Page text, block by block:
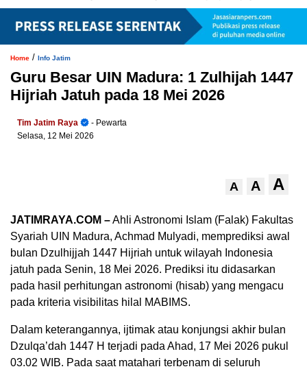
Home / Info Jatim
Guru Besar UIN Madura: 1 Zulhijah 1447
Hijriah Jatuh pada 18 Mei 2026
Tim Jatim Raya
- Pewarta
Selasa, 12 Mei 2026
A A A
JATIMRAYA.COM –Ahli Astronomi Islam (Falak) Fakultas
Syariah UIN Madura, Achmad Mulyadi, memprediksi awal
bulan Dzulhijjah 1447 Hijriah untuk wilayah Indonesia
jatuh pada Senin, 18 Mei 2026. Prediksi itu didasarkan
pada hasil perhitungan astronomi (hisab) yang mengacu
pada kriteria visibilitas hilal MABIMS.
Dalam keterangannya, ijtimak atau konjungsi akhir bulan
Dzulqa’dah 1447 H terjadi pada Ahad, 17 Mei 2026 pukul
03.02 WIB. Pada saat matahari terbenam di seluruh